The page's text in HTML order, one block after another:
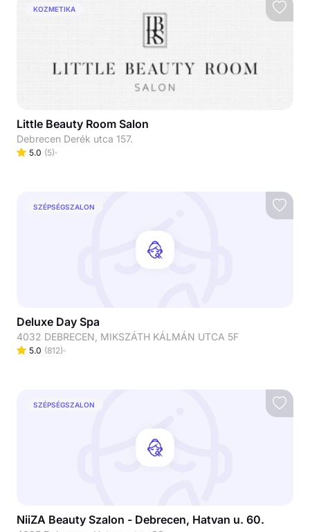
KOZMETIKA
Little Beauty Room Salon
Debrecen Derék utca 157.
5.0 (5)
SZÉPSÉGSZALON
Deluxe Day Spa
4032 DEBRECEN, MIKSZÁTH KÁLMÁN UTCA 5F
5.0 (812)
SZÉPSÉGSZALON
NiiZA Beauty Szalon - Debrecen, Hatvan u. 60.